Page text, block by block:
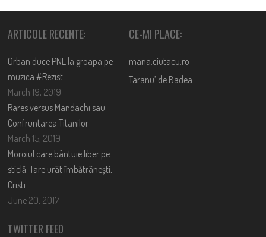
ARTICOLE RECENTE:
Orban duce PNL la groapa pe
muzica #Rezist
March 19, 2019
Rares versus Mandachi sau
Confruntarea Titanilor
March 15, 2019
Moroiul care bântuie liber pe
sticlă. Tare urât îmbătrânești,
Cristi….
June 20, 2017
CE-MI PLACE:
mana.ciutacu.ro
Taranu’ de Badea
TWITTER FEED